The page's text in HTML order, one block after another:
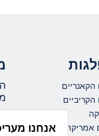
הקאנריים
הקריביים
אמריקה
אנחנו